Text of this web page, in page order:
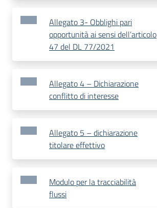
Allegato 3- Obblighi pari
opportunità ai sensi dell’articolo
47 del DL 77/2021
Allegato 4 – Dichiarazione
conflitto di interesse
Allegato 5 – dichiarazione
titolare effettivo
Modulo per la tracciabilità
flussi